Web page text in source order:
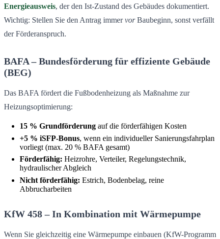
Energieausweis, der den Ist-Zustand des Gebäudes dokumentiert.
Wichtig: Stellen Sie den Antrag immervorBaubeginn, sonst verfällt
der Förderanspruch.
BAFA – Bundesförderung für effiziente Gebäude
(BEG)
Das BAFA fördert die Fußbodenheizung als Maßnahme zur
Heizungsoptimierung:
15 % Grundförderung auf die förderfähigen Kosten
+5 % iSFP-Bonus, wenn ein individueller Sanierungsfahrplan
vorliegt (max. 20 % BAFA gesamt)
Förderfähig: Heizrohre, Verteiler, Regelungstechnik,
hydraulischer Abgleich
Nicht förderfähig: Estrich, Bodenbelag, reine
Abbrucharbeiten
KfW 458 – In Kombination mit Wärmepumpe
Wenn Sie gleichzeitig eine Wärmepumpe einbauen (KfW-Programm